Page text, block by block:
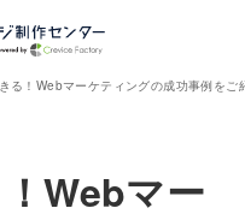
る！Webマーケティングの成功事例をご
Webマー